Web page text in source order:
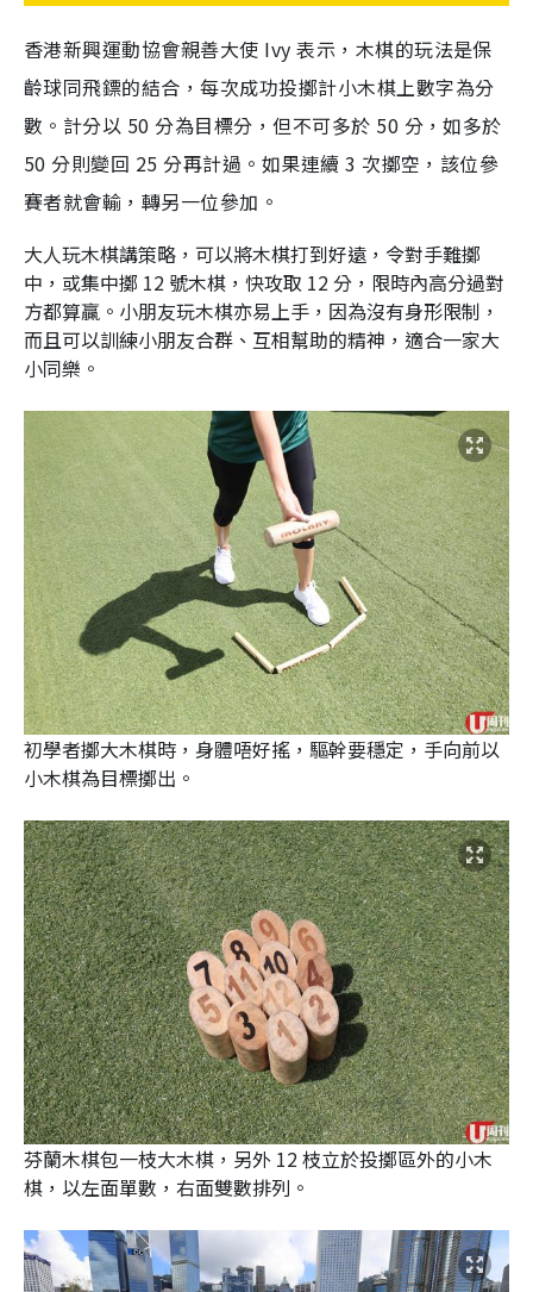
香港新興運動協會親善大使 Ivy 表示，木棋的玩法是保
齡球同飛鏢的結合，每次成功投擲計小木棋上數字為分
數。計分以 50 分為目標分，但不可多於 50 分，如多於
50 分則變回 25 分再計過。如果連續 3 次擲空，該位參
賽者就會輸，轉另一位參加。
大人玩木棋講策略，可以將木棋打到好遠，令對手難擲
中，或集中擲 12 號木棋，快攻取 12 分，限時內高分過對
方都算贏。小朋友玩木棋亦易上手，因為沒有身形限制，
而且可以訓練小朋友合群、互相幫助的精神，適合一家大
小同樂。
初學者擲大木棋時，身體唔好搖，驅幹要穩定，手向前以
小木棋為目標擲出。
芬蘭木棋包一枝大木棋，另外 12 枝立於投擲區外的小木
棋，以左面單數，右面雙數排列。